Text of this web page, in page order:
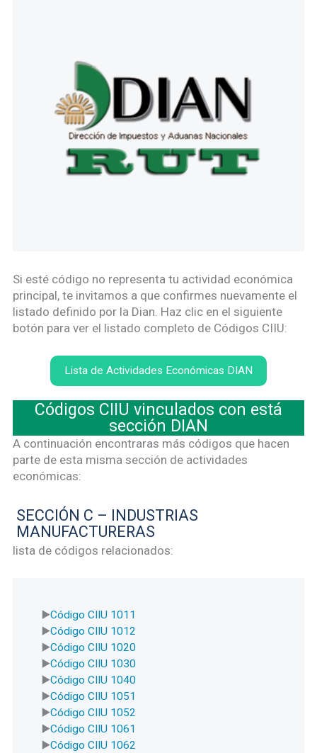
Si esté código no representa tu actividad económica
principal, te invitamos a que confirmes nuevamente el
listado definido por la Dian. Haz clic en el siguiente
botón para ver el listado completo de Códigos CIIU:
Lista de Actividades Económicas DIAN
Códigos CIIU vinculados con está
sección DIAN
A continuación encontraras más códigos que hacen
parte de esta misma sección de actividades
económicas:
SECCIÓN C – INDUSTRIAS
MANUFACTURERAS
lista de códigos relacionados:
Código CIIU 1011
Código CIIU 1012
Código CIIU 1020
Código CIIU 1030
Código CIIU 1040
Código CIIU 1051
Código CIIU 1052
Código CIIU 1061
Código CIIU 1062